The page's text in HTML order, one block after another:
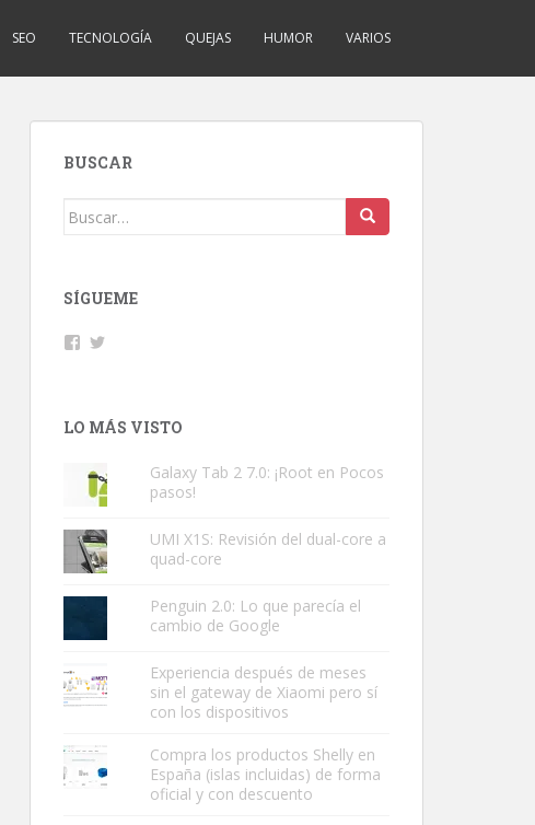
SEO TECNOLOGÍA QUEJAS HUMOR VARIOS
BUSCAR
Buscar:
SÍGUEME
Facebook
LO MÁS VISTO
Galaxy Tab 2 7.0: ¡Root en Pocos
pasos!
UMI X1S: Revisión del dual-core a
quad-core
Penguin 2.0: Lo que parecía el
cambio de Google
Experiencia después de meses
sin el gateway de Xiaomi pero sí
con los dispositivos
Compra los productos Shelly en
España (islas incluidas) de forma
oficial y con descuento